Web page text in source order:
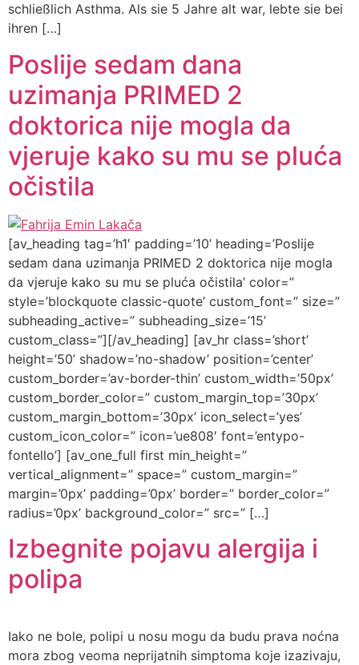
schließlich Asthma. Als sie 5 Jahre alt war, lebte sie bei
ihren […]
Poslije sedam dana
uzimanja PRIMED 2
doktorica nije mogla da
vjeruje kako su mu se pluća
očistila
[av_heading tag=’h1′ padding=’10’ heading=’Poslije
sedam dana uzimanja PRIMED 2 doktorica nije mogla
da vjeruje kako su mu se pluća očistila’ color=”
style=’blockquote classic-quote’ custom_font=” size=”
subheading_active=” subheading_size=’15’
custom_class=”][/av_heading] [av_hr class=’short’
height=’50’ shadow=’no-shadow’ position=’center’
custom_border=’av-border-thin’ custom_width=’50px’
custom_border_color=” custom_margin_top=’30px’
custom_margin_bottom=’30px’ icon_select=’yes’
custom_icon_color=” icon=’ue808′ font=’entypo-
fontello’] [av_one_full first min_height=”
vertical_alignment=” space=” custom_margin=”
margin=’0px’ padding=’0px’ border=” border_color=”
radius=’0px’ background_color=” src=” […]
Izbegnite pojavu alergija i
polipa
Iako ne bole, polipi u nosu mogu da budu prava noćna
mora zbog veoma neprijatnih simptoma koje izazivaju,